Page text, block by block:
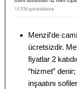
Menzil’de
ücretsizdir.
fiyatlar 2
“hizmet”
inşaatını